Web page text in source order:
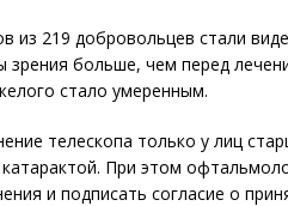
из 219 добровольцев стали
зрения больше, чем перед
стало умеренным.
телескопа только у лиц
При этом
и подписать согласие о